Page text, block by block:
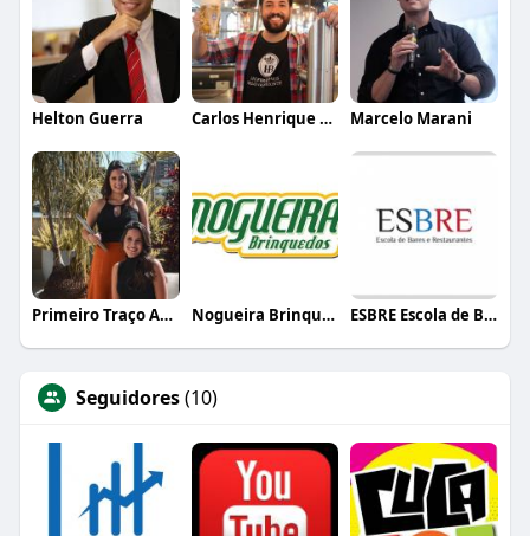
Helton Guerra Carlos Henrique de Faria Vasconcelos Marcelo Marani
Primeiro Traço Arquitetura Nogueira Brinquedos ESBRE Escola de Bares e Restaurantes
Seguidores(10)